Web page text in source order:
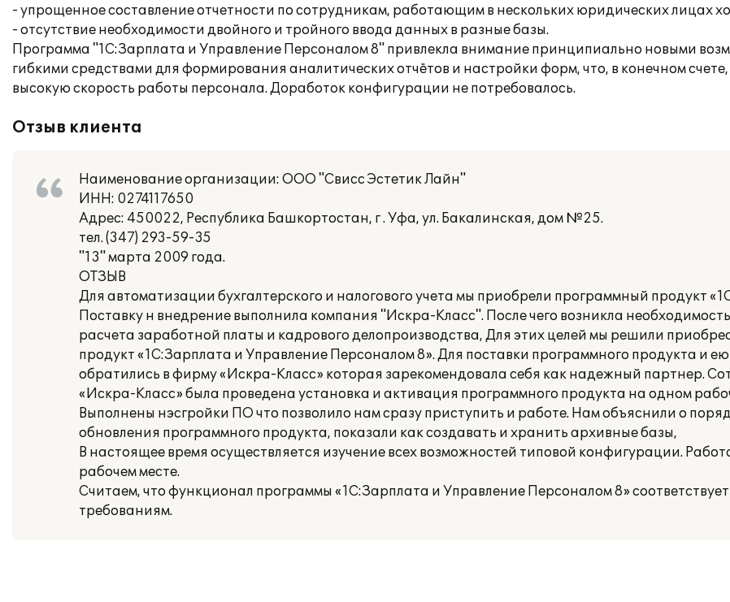
- упрощенное составление отчетности по сотрудникам, работающим в нескольких юридических лицах
- отсутствие необходимости двойного и тройного ввода данных в разные базы.
Программа "1С:Зарплата и Управление Персоналом 8" привлекла внимание принципиально новыми
гибкими средствами для формирования аналитических отчётов и настройки форм, что, в конечном счете,
высокую скорость работы персонала. Доработок конфигурации не потребовалось.
Отзыв клиента
Наименование организации: ООО "Свисс Эстетик Лайн"
ИНН: 0274117650
Адрес: 450022, Республика Башкортостан, г . Уфа, ул. Бакалинская, дом №25.
тел. (347) 293-59-35
"13" марта 2009 года.
ОТЗЫВ
Для автоматизации бухгалтерского и налогового учета мы приобрели программный продукт
Поставку н внедрение выполнила компания "Искра-Класс". После чего возникла
расчета заработной платы и кадрового делопроизводства, Для этих целей мы решили
продукт «1С:Зарплата и Управление Персоналом 8». Для поставки программного продукта и
обратились в фирму «Искра-Класс» которая зарекомендовала себя как надежный партнер.
«Искра-Класс» была проведена установка и активация программного продукта на одном
Выполнены нэсгройки ПО что позволило нам сразу приступить и работе. Нам объяснили о
обновления программного продукта, показали как создавать и хранить архивные базы,
В настоящее время осуществляется изучение всех возможностей типовой конфигурации.
рабочем месте.
Считаем, что функционал программы «1С:Зарплата и Управление Персоналом 8»
требованиям.